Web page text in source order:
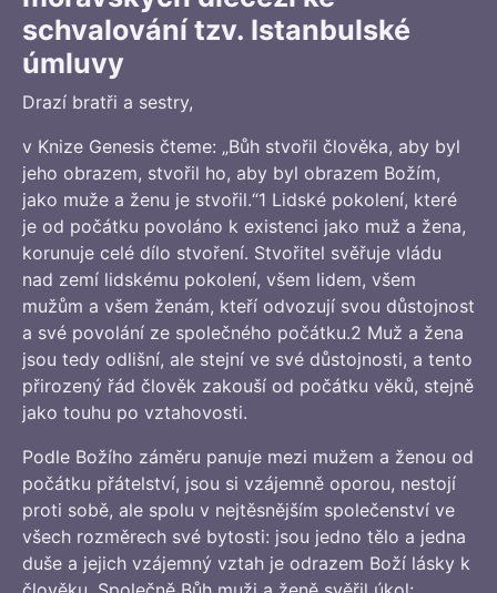
schvalování tzv. Istanbulské
úmluvy
Drazí bratři a sestry,
v Knize Genesis čteme: „Bůh stvořil člověka, aby byl
jeho obrazem, stvořil ho, aby byl obrazem Božím,
jako muže a ženu je stvořil.“1 Lidské pokolení, které
je od počátku povoláno k existenci jako muž a žena,
korunuje celé dílo stvoření. Stvořitel svěřuje vládu
nad zemí lidskému pokolení, všem lidem, všem
mužům a všem ženám, kteří odvozují svou důstojnost
a své povolání ze společného počátku.2 Muž a žena
jsou tedy odlišní, ale stejní ve své důstojnosti, a tento
přirozený řád člověk zakouší od počátku věků, stejně
jako touhu po vztahovosti.
Podle Božího záměru panuje mezi mužem a ženou od
počátku přátelství, jsou si vzájemně oporou, nestojí
proti sobě, ale spolu v nejtěsnějším společenství ve
všech rozměrech své bytosti: jsou jedno tělo a jedna
duše a jejich vzájemný vztah je odrazem Boží lásky k